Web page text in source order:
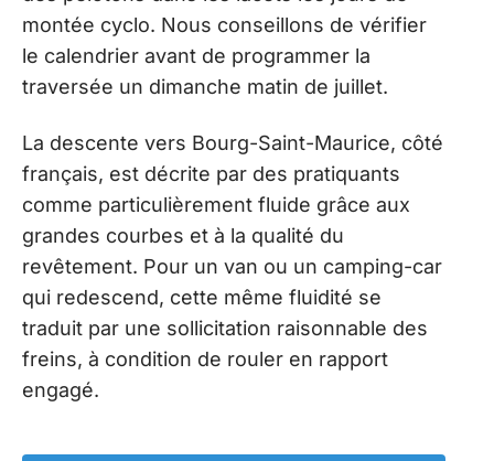
montée cyclo. Nous conseillons de vérifier
le calendrier avant de programmer la
traversée un dimanche matin de juillet.
La descente vers Bourg-Saint-Maurice, côté
français, est décrite par des pratiquants
comme particulièrement fluide grâce aux
grandes courbes et à la qualité du
revêtement. Pour un van ou un camping-car
qui redescend, cette même fluidité se
traduit par une sollicitation raisonnable des
freins, à condition de rouler en rapport
engagé.